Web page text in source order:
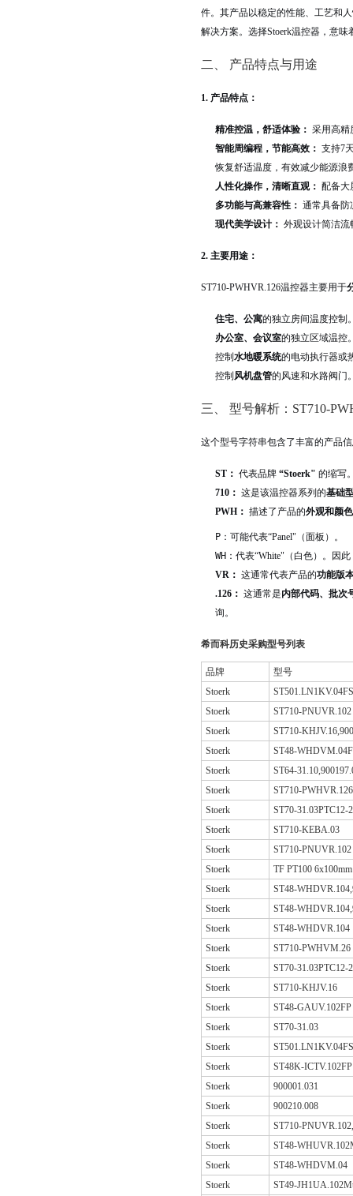
件。其产品以稳定的性能、工艺和
解决方案。选择Stoerk温控器，意
二、 产品特点与用途
1. 产品特点：
精准控温，舒适体验： 采用高精
智能周编程，节能高效： 支持7
恢复舒适温度，有效减少能源浪
人性化操作，清晰直观： 配备大
多功能与高兼容性： 通常具备防
现代美学设计： 外观设计简洁流
2. 主要用途：
ST710-PWHVR.126温控器主要用于
住宅、公寓的独立房间温度控制
办公室、会议室的独立区域温控
控制 水地暖系统的电动执行器或
控制 风机盘管的风速和水路阀门
三、 型号解析：ST710-
这个型号字符串包含了丰富的产品
ST： 代表品牌 “Stoerk" 的缩写
710： 这是该温控器系列的基础
PWH： 描述了产品的外观和颜色
P ：可能代表“Panel"（面板）。
WH ：代表“White"（白色）。因此
VR： 这通常代表产品的功能版
.126： 这通常是内部代码、批次
询。
希而科历史采购型号列表
品牌
型号
Stoerk
ST501.LN1KV.04FS
Stoerk
ST710-PNUVR.102
Stoerk
ST710-
Stoerk
ST48-
Stoerk
ST64-
Stoerk
ST710-
Stoerk
ST70-
Stoerk
ST710-KEBA.03
Stoerk
ST710-PNUVR.102
Stoerk
TF PT100
Stoerk
ST48-
Stoerk
ST48-
Stoerk
ST48-WHDVR.104
Stoerk
ST710-PWHVM.26
Stoerk
ST70-
Stoerk
ST710-KHJV.16
Stoerk
ST48-GAUV.102FP
Stoerk
ST70-31.03
Stoerk
ST501.LN1KV.04FS
Stoerk
ST48K-ICTV.102FP
Stoerk
900001.031
Stoerk
900210.008
Stoerk
ST710-
Stoerk
ST48-
Stoerk
ST48-WHDVM.04
Stoerk
ST49-